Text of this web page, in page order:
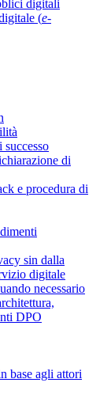
digitali
(e-
di
e procedura di
sin dalla
digitale
necessario
DPO
base agli attori